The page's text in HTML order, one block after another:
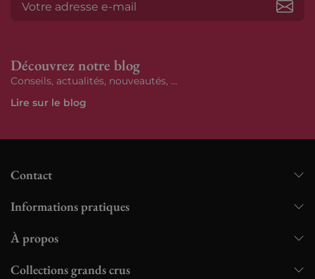
Découvrez notre blog
Conseils, actualités, nouveautés, ...
Lire sur le blog
Contact
Informations pratiques
À propos
Collections grands crus